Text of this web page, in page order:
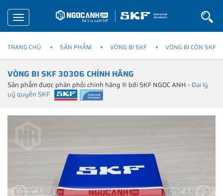
Toggle
navigation
TRANG CHỦ SẢN PHẨM VÒNG BI SKF VÒNG BI CÔN SKF
VÒNG BI SKF 30306 CHÍNH HÃNG
Sản phẩm được phân phối chính hãng ® bởi SKF NGỌC ANH -Đại lý
uỷ quyền SKF